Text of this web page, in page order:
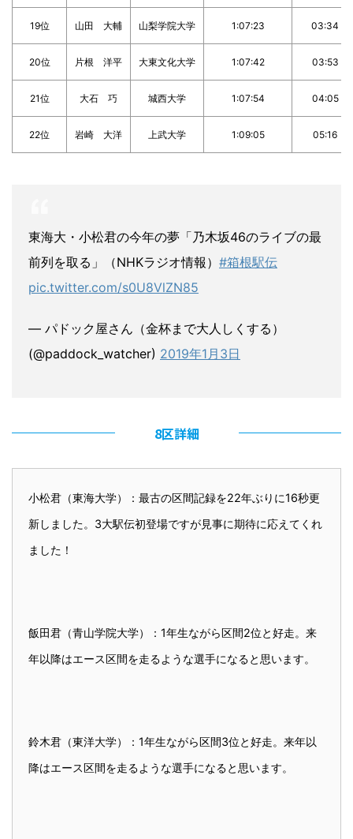
19位 山田 大輔 山梨学院大学 1:07:23 03:34
20位 片根 洋平 大東文化大学 1:07:42 03:53
21位 大石 巧 城西大学 1:07:54 04:05
22位 岩崎 大洋 上武大学 1:09:05 05:16
東海大・小松君の今年の夢「乃木坂46のライブの最
前列を取る」（NHKラジオ情報） #箱根駅伝
pic.twitter.com/s0U8VlZN85
— パドック屋さん（金杯まで大人しくする）
(@paddock_watcher) 2019年1月3日
8区詳細
小松君（東海大学）：最古の区間記録を22年ぶりに16秒更
新しました。3大駅伝初登場ですが見事に期待に応えてくれ
ました！
飯田君（青山学院大学）：1年生ながら区間2位と好走。来
年以降はエース区間を走るような選手になると思います。
鈴木君（東洋大学）： 1年生ながら区間3位と好走。来年以
降はエース区間を走るような選手になると思います。